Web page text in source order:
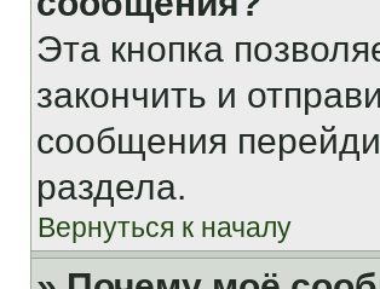
Эта кнопка
закончить и
сообщения
раздела.
Вернуться к началу